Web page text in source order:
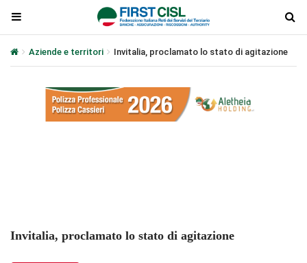
Aziende e territori Invitalia, proclamato lo stato di agitazione
Invitalia, proclamato lo stato di agitazione